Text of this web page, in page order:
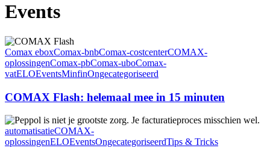
Events
COMAX
Flash:
helemaal
mee
15
minuten
Comax eboxComax-bnbComax-costcenterCOMAX-
oplossingenComax-pbComax-uboComax-
vatELOEventsMinfinOngecategoriseerd
COMAX Flash: helemaal mee in 15 minuten
Peppol
is
niet
automatisatieCOMAX-
oplossingenELOEventsOngecategoriseerdTips & Tricks